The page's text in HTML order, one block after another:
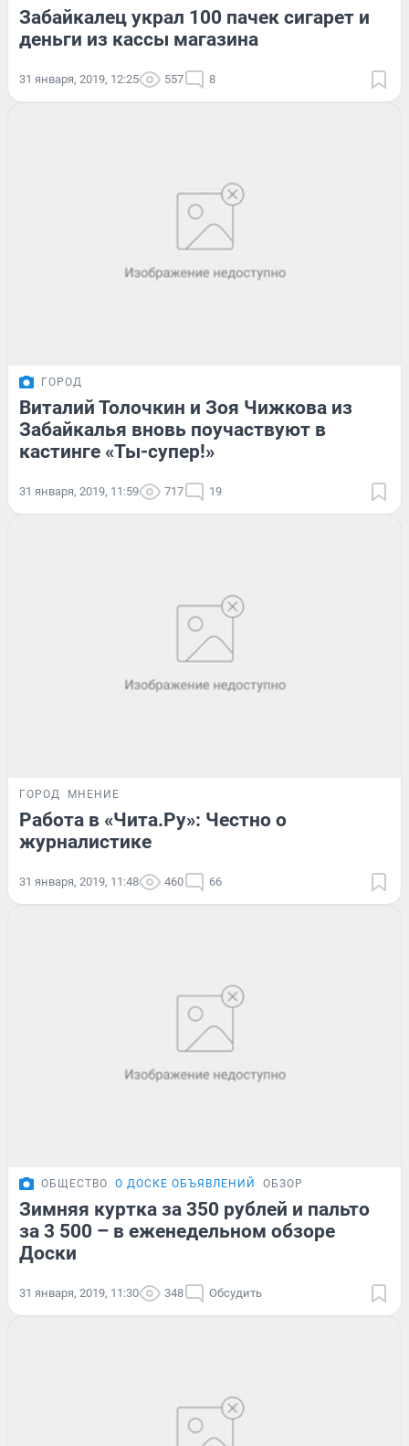
Забайкалец украл 100 пачек сигарет и
деньги из кассы магазина
31 января, 2019, 12:25 557 8
ГОРОД
Виталий Толочкин и Зоя Чижкова из
Забайкалья вновь поучаствуют в
кастинге «Ты-супер!»
31 января, 2019, 11:59 717 19
ГОРОД МНЕНИЕ
Работа в «Чита.Ру»: Честно о
журналистике
31 января, 2019, 11:48 460 66
ОБЩЕСТВО О ДОСКЕ ОБЪЯВЛЕНИЙ ОБЗОР
Зимняя куртка за 350 рублей и пальто
за 3 500 – в еженедельном обзоре
Доски
31 января, 2019, 11:30 348 Обсудить